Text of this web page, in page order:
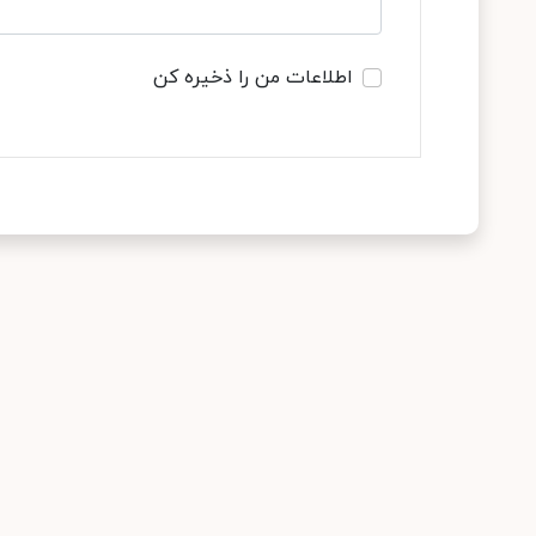
اطلاعات من را ذخیره کن